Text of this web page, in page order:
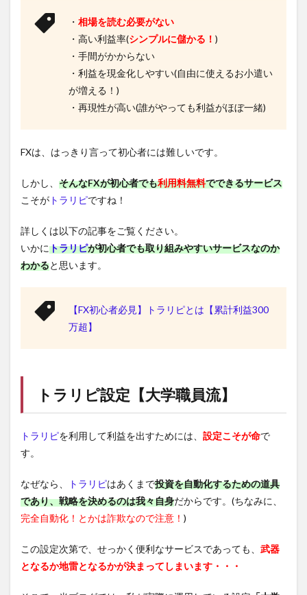
・ 相場を読む必要がない
・高い利益率(シンプルに儲かる！ )
・手間がかからない
・利益を現金化しやすい(自由に使えるお小遣い
が増える！)
・再現性が高い(誰がやっても利益がほぼ一緒)
FXは、はっきり言って初心者には難しいです。
しかし、 そんなFXが初心者でも利用料無料でできるサービス
こそが トラリピですね！
詳しくは以下の記事をご覧ください。
いかにトラリピが初心者でも取り組みやすいサービスなのか
わかると思います。
【FX初心者必見】トラリピとは【累計利益300
万超】
トラリピ設定【大学職員流】
トラリピを利用して利益を出すためには、 設定こそが命で
す。
なぜなら、 トラリピはあくまで投資を自動化するための道具
であり、戦略を決めるのは我々自身だからです。(ちなみに、
完全自動化！とかは詐欺なので注意！ )
この設定次第で、せっかく便利なサービスであっても、 武器
となるか地雷となるかが決まってしまいます・・・